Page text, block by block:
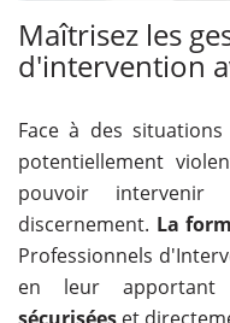
Maîtrisez les
d'intervention
Face à des
potentiellement
pouvoir
discernement. La
Professionnels
en leur apportant